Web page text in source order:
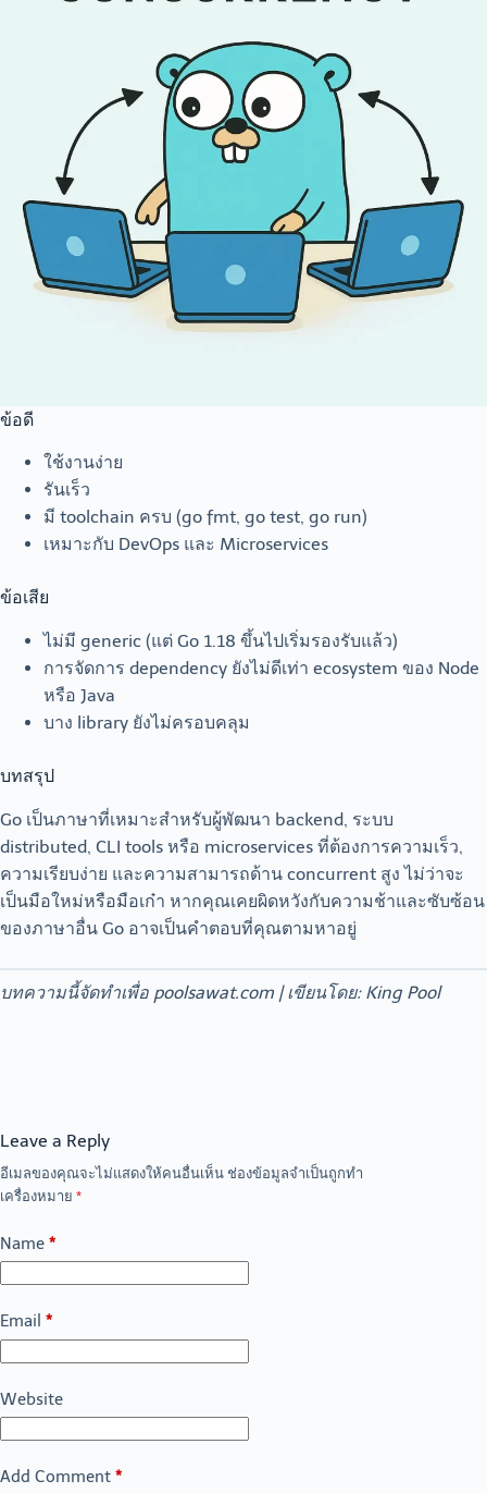
ข้อดี
ใช้งานง่าย
รันเร็ว
มี toolchain ครบ (go fmt, go test, go run)
เหมาะกับ DevOps และ Microservices
ข้อเสีย
ไม่มี generic (แต่ Go 1.18 ขึ้นไปเริ่มรองรับแล้ว)
การจัดการ dependency ยังไม่ดีเท่า ecosystem ของ Node
หรือ Java
บาง library ยังไม่ครอบคลุม
บทสรุป
Go เป็นภาษาที่เหมาะสำหรับผู้พัฒนา backend, ระบบ
distributed, CLI tools หรือ microservices ที่ต้องการความเร็ว,
ความเรียบง่าย และความสามารถด้าน concurrent สูง ไม่ว่าจะ
เป็นมือใหม่หรือมือเก๋า หากคุณเคยผิดหวังกับความช้าและซับซ้อน
ของภาษาอื่น Go อาจเป็นคำตอบที่คุณตามหาอยู่
บทความนี้จัดทำเพื่อ poolsawat.com | เขียนโดย: King Pool
Leave a Reply
อีเมลของคุณจะไม่แสดงให้คนอื่นเห็น ช่องข้อมูลจำเป็นถูกทำ
เครื่องหมาย *
Name *
Email *
Website
Add Comment *